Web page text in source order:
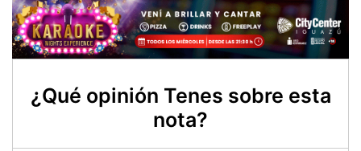
¿Qué opinión Tenes sobre esta
nota?